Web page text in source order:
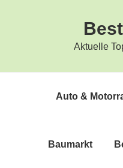
Aktuelle
Auto &
Bau­markt